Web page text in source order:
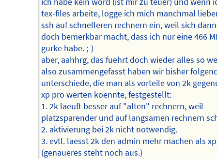
tex-files arbeite, logge ich mich manchmal
ssh auf schnelleren rechnern ein, weil sich
doch bemerkbar macht, dass ich nur eine 466
gurke habe. ;-)
aber, aahhrg, das fuehrt doch wieder alles so
also zusammengefasst haben wir bisher
unterschiede, die man als vorteile von 2k
xp pro werten koennte, festgestellt:
1. 2k laeuft besser auf "alten" rechnern, weil
platzsparender und auf langsamen rechnern
2. aktivierung bei 2k nicht notwendig.
3. evtl. laesst 2k den admin mehr machen als xp
(genaueres steht noch aus.)